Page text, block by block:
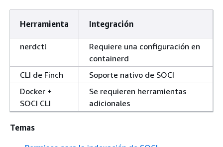
Herramienta Integración
nerdctl
Requiere una configuración en
containerd
CLI de Finch
Soporte nativo de SOCI
Docker +
SOCI CLI
Se requieren herramientas
adicionales
Temas